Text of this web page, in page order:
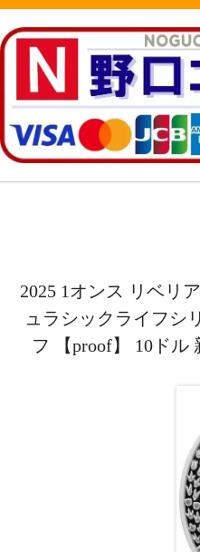
2025 1オンス リベリ
ュラシックライフシ
フ 【proof】 10ドル